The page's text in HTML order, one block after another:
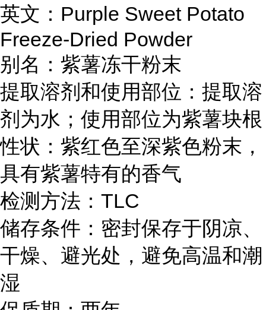
英文：Purple Sweet Potato
Freeze-Dried Powder
别名：紫薯冻干粉末
提取溶剂和使用部位：提取溶
剂为水；使用部位为紫薯块根
性状：紫红色至深紫色粉末，
具有紫薯特有的香气
检测方法：TLC
储存条件：密封保存于阴凉、
干燥、避光处，避免高温和潮
湿